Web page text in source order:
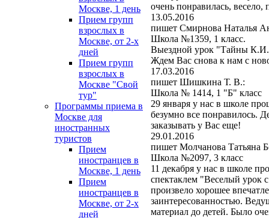
Москве, 1 день
Прием групп
взрослых в
Москве, от 2-х
дней
Прием групп
взрослых в
Москве "Свой
тур"
Программы приема в
Москве для
иностранных
туристов
Прием
иностранцев в
Москве, 1 день
Прием
иностранцев в
Москве, от 2-х
дней
очень понравилась, весело,
13.05.2016
пишет Смирнова Наталья
Школа №1359, 1 класс.
Выездной урок "Тайны К.И.
Ждем Вас снова к нам с
17.03.2016
пишет Шишкина Т. В.:
Школа № 1414, 1 "Б" класс
29 января у нас в школе
безумно все понравилось.
заказывать у Вас еще!
29.01.2016
пишет Молчанова Татьяна
Школа №2097, 3 класс
11 декабря у нас в школе
спектаклем "Веселый урок
произвело хорошее
заинтересованностью.
материал до детей. Было